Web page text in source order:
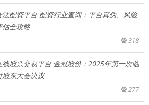
法配资平台 配资行业查询：平台真伪、风险
估全攻略
318
线股票交易平台 金冠股份：2025年第一次临
股东大会决议
277